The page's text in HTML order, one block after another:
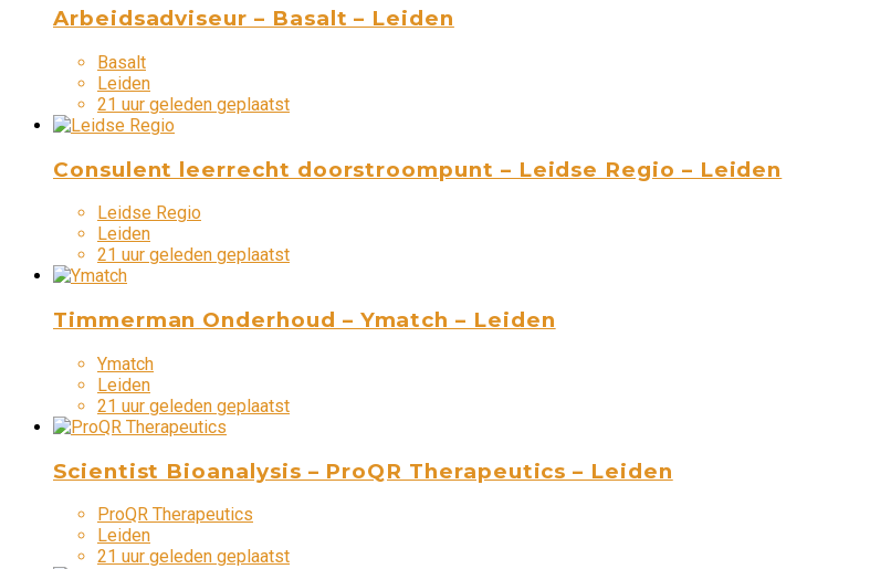
Arbeidsadviseur – Basalt – Leiden
Basalt
Leiden
21 uur geleden geplaatst
Consulent leerrecht doorstroompunt – Leidse Regio – Leiden
Leidse Regio
Leiden
21 uur geleden geplaatst
Timmerman Onderhoud – Ymatch – Leiden
Ymatch
Leiden
21 uur geleden geplaatst
Scientist Bioanalysis – ProQR Therapeutics – Leiden
ProQR Therapeutics
Leiden
21 uur geleden geplaatst